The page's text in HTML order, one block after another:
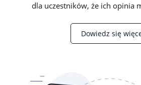
dla uczestników, że ich opinia
Dowiedz się